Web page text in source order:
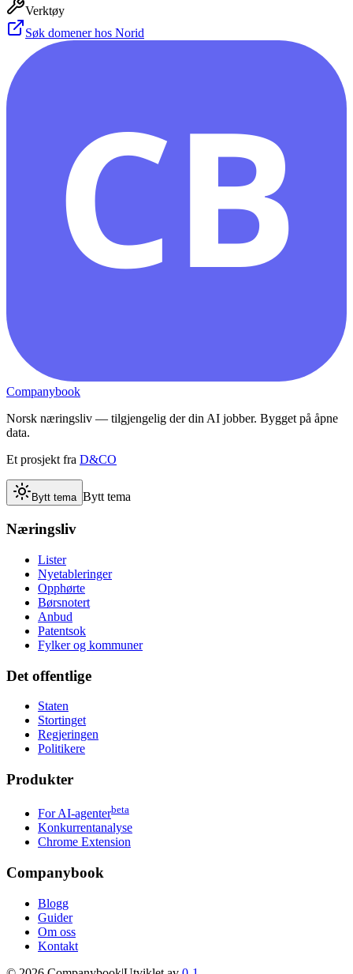
Verktøy
Søk domener hos Norid
CB
Companybook
Norsk næringsliv — tilgjengelig der din AI jobber. Bygget på åpne
data.
Et prosjekt fra D&CO
Bytt tema Bytt tema
Næringsliv
Lister
Nyetableringer
Opphørte
Børsnotert
Anbud
Patentsok
Fylker og kommuner
Det offentlige
Staten
Stortinget
Regjeringen
Politikere
Produkter
For AI-agenterbeta
Konkurrentanalyse
Chrome Extension
Companybook
Blogg
Guider
Om oss
Kontakt